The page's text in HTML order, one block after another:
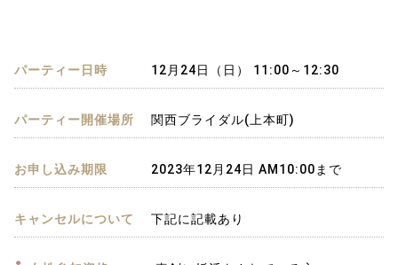
パーティー日時 12月24日（日） 11:00～12:30
パーティー開催場所 関西ブライダル(上本町)
お申し込み期限 2023年12月24日 AM10:00まで
キャンセルについて 下記に記載あり